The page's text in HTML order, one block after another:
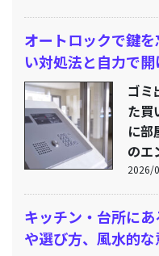
オートロックで鍵
い対処法と自力で
ゴミ
た買
に部
のエ
2026/
キッチン・台所に
や選び方、風水的